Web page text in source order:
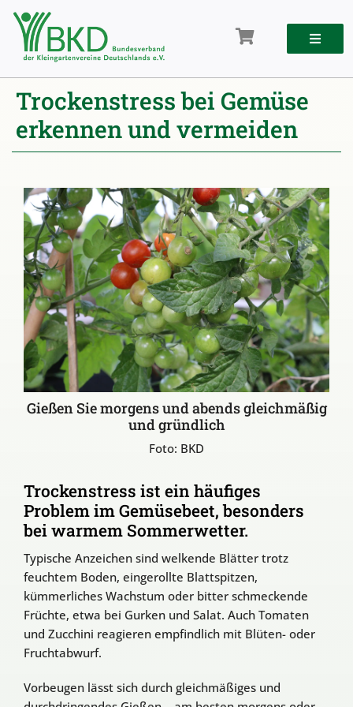
Zum
Inhalt
springen
Trockenstress bei Gemüse
erkennen und vermeiden
Gießen Sie morgens und abends gleichmäßig
und gründlich
Foto: BKD
Trockenstress ist ein häufiges
Problem im Gemüsebeet, besonders
bei warmem Sommerwetter.
Typische Anzeichen sind welkende Blätter trotz
feuchtem Boden, eingerollte Blattspitzen,
kümmerliches Wachstum oder bitter schmeckende
Früchte, etwa bei Gurken und Salat. Auch Tomaten
und Zucchini reagieren empfindlich mit Blüten- oder
Fruchtabwurf.
Vorbeugen lässt sich durch gleichmäßiges und